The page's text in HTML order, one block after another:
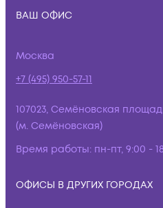
ВАШ ОФИС
Москва
+7 (495) 950-57-11
107023, Семёновская
(м. Семёновская)
Время работы: пн-пт, 9:00 -
ОФИСЫ В ДРУГИХ ГОРОДАХ